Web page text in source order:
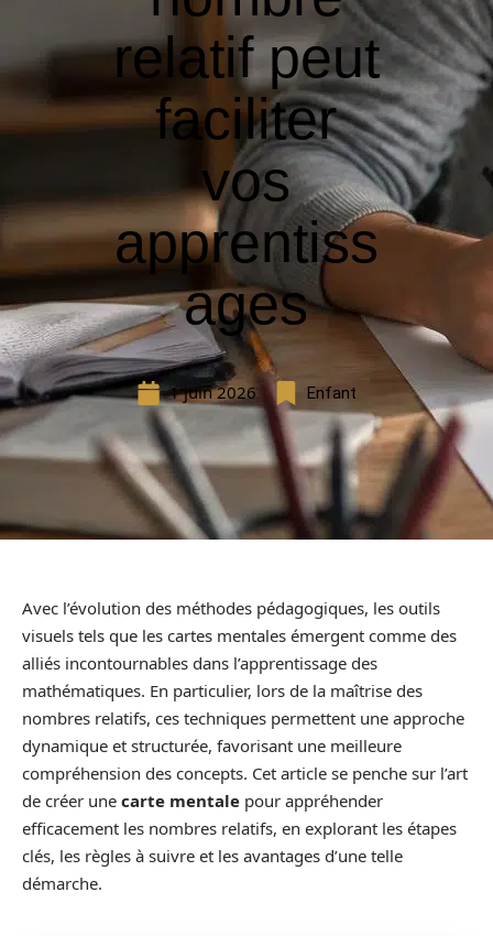
relatif peut
faciliter
vos
apprentiss
ages
1 juin 2026 Enfant
Avec l’évolution des méthodes pédagogiques, les outils
visuels tels que les cartes mentales émergent comme des
alliés incontournables dans l’apprentissage des
mathématiques. En particulier, lors de la maîtrise des
nombres relatifs, ces techniques permettent une approche
dynamique et structurée, favorisant une meilleure
compréhension des concepts. Cet article se penche sur l’art
de créer une carte mentale pour appréhender
efficacement les nombres relatifs, en explorant les étapes
clés, les règles à suivre et les avantages d’une telle
démarche.